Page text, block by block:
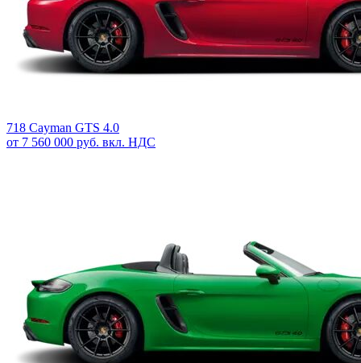
718 Cayman GTS 4.0
от 7 560 000 руб. вкл. НДС